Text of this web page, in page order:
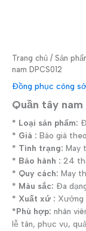
Trang chủ / Sản
nam DPCS012
Đồng phục công sở
Quần tây nam
* Loại sản phẩm:
* Giá : Báo giá
* Tình trạng: May
* Bảo hành : 24
* Quy cách: May
* Màu sắc: Đa
* Xuất xứ : Xưởng
*Phù hợp: nhân
lễ tân, phục vụ,